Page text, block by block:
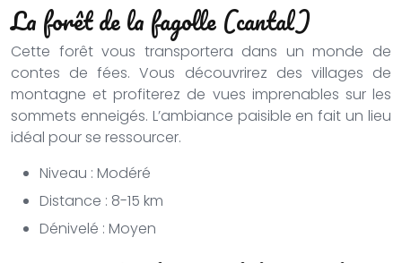
La forêt de la fagolle (cantal)
Cette forêt vous transportera dans un monde de
contes de fées. Vous découvrirez des villages de
montagne et profiterez de vues imprenables sur les
sommets enneigés. L’ambiance paisible en fait un lieu
idéal pour se ressourcer.
Niveau : Modéré
Distance : 8-15 km
Dénivelé : Moyen